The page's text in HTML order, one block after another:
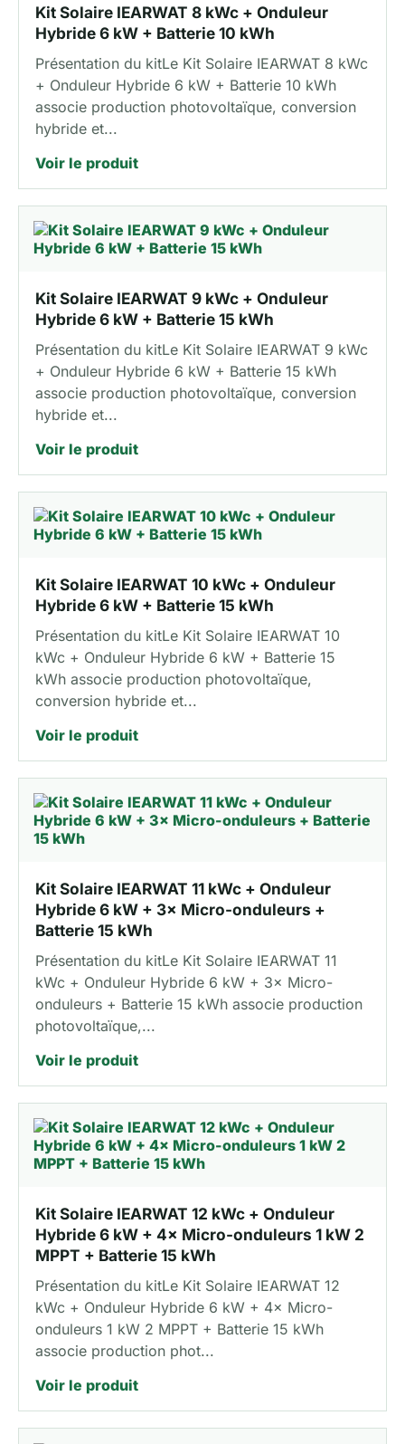
Kit Solaire IEARWAT 8 kWc + Onduleur
Hybride 6 kW + Batterie 10 kWh
Présentation du kitLe Kit Solaire IEARWAT 8 kWc
+ Onduleur Hybride 6 kW + Batterie 10 kWh
associe production photovoltaïque, conversion
hybride et...
Voir le produit
Kit Solaire IEARWAT 9 kWc + Onduleur
Hybride 6 kW + Batterie 15 kWh
Présentation du kitLe Kit Solaire IEARWAT 9 kWc
+ Onduleur Hybride 6 kW + Batterie 15 kWh
associe production photovoltaïque, conversion
hybride et...
Voir le produit
Kit Solaire IEARWAT 10 kWc + Onduleur
Hybride 6 kW + Batterie 15 kWh
Présentation du kitLe Kit Solaire IEARWAT 10
kWc + Onduleur Hybride 6 kW + Batterie 15
kWh associe production photovoltaïque,
conversion hybride et...
Voir le produit
Kit Solaire IEARWAT 11 kWc + Onduleur
Hybride 6 kW + 3× Micro-onduleurs +
Batterie 15 kWh
Présentation du kitLe Kit Solaire IEARWAT 11
kWc + Onduleur Hybride 6 kW + 3× Micro-
onduleurs + Batterie 15 kWh associe production
photovoltaïque,...
Voir le produit
Kit Solaire IEARWAT 12 kWc + Onduleur
Hybride 6 kW + 4× Micro-onduleurs 1 kW 2
MPPT + Batterie 15 kWh
Présentation du kitLe Kit Solaire IEARWAT 12
kWc + Onduleur Hybride 6 kW + 4× Micro-
onduleurs 1 kW 2 MPPT + Batterie 15 kWh
associe production phot...
Voir le produit